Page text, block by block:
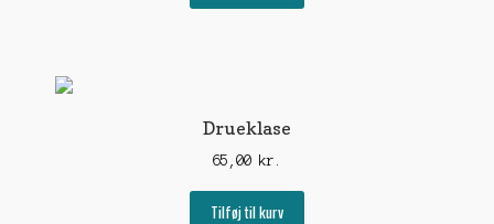
Drueklase
65,00 kr.
Tilføj til kurv